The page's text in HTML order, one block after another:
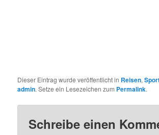
Dieser Eintrag wurde veröffentlicht in Reisen,
admin. Setze ein Lesezeichen zum Permalink.
Schreibe einen